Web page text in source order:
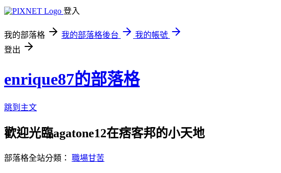
登入
我的部落格 我的部落格後台
我的帳號
登出
enrique87的部落格
跳到主文
歡迎光臨agatone12在痞客邦的小天地
部落格全站分類： 職場甘苦